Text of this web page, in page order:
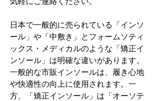
日本で一般的に売られている「インソ
ール」や「中敷き」とフォームソティ
ックス・メディカルのような「矯正イ
ンソール」は明確な違いがあります。
一般的な市販インソールは、履き心地
や快適性の向上に使用されます。一
方、「矯正インソール」は「オーソテ